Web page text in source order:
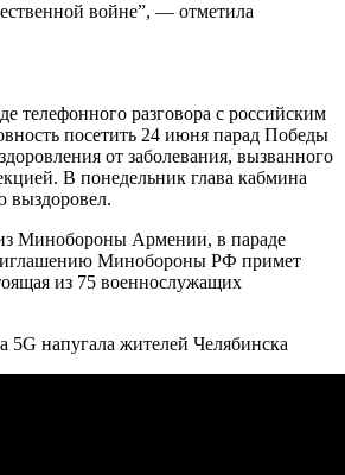
войне”, — отметила
телефонного разговора с российским
посетить 24 июня парад Победы
от заболевания, вызванного
В понедельник глава кабмина
выздоровел.
Минобороны Армении, в параде
Минобороны РФ примет
из 75 военнослужащих
напугала жителей Челябинска